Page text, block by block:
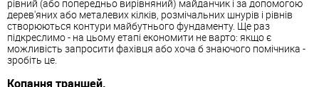
рівний (або попередньо вирівняний) майданчик і за допомогою
дерев'яних або металевих кілків, розмічальних шнурів і рівнів
створюються контури майбутнього фундаменту. Ще раз
підкреслимо - на цьому етапі економити не варто: якщо є
можливість запросити фахівця або хоча б знаючого помічника -
зробіть це.
Копання траншей.